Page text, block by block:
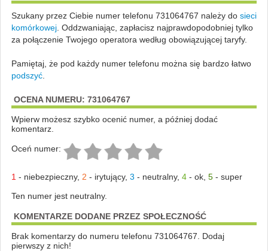
Szukany przez Ciebie numer telefonu 731064767 należy do sieci
komórkowej. Oddzwaniając, zapłacisz najprawdopodobniej tylko
za połączenie Twojego operatora według obowiązującej taryfy.
Pamiętaj, że pod każdy numer telefonu można się bardzo łatwo
podszyć.
OCENA NUMERU: 731064767
Wpierw możesz szybko ocenić numer, a później dodać
komentarz.
Oceń numer:
1 - niebezpieczny, 2 - irytujący, 3 - neutralny, 4- ok, 5- super
Ten numer jest neutralny.
KOMENTARZE DODANE PRZEZ SPOŁECZNOŚĆ
Brak komentarzy do numeru telefonu 731064767. Dodaj
pierwszy z nich!